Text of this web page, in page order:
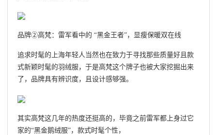
品牌②高梵：雷军看中的 “黑金王者”，显瘦保暖双在线
追求时髦的上海年轻人当然也在致力于寻找那些质量好且款
式新颖时髦的羽绒服，于是高梵这个牌子也被大家挖掘出来
了，品牌具有辨识度，且设计感够强。
其实高梵这几年的热度还挺高的，毕竟之前雷军都上身过它
家的“黑金鹅绒服”，款式时髦个性，